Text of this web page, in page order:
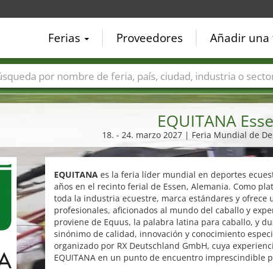
EQUITANA
18. - 24. marzo 2027 | Feria Mundial de
EQUITANAes la feria líder mundial en deportes
años en el recinto ferial de Essen, Alemania. Como
toda la industria ecuestre, marca estándares y ofrece
profesionales, aficionados al mundo del caballo y
proviene de Equus, la palabra latina para caballo, y
sinónimo de calidad, innovación y conocimiento
organizado por RX Deutschland GmbH, cuya
EQUITANA en un punto de encuentro imprescindible
Ferias Proveedores Añadir una
Nombres de ferias Países Ciudades Sectores de ferias